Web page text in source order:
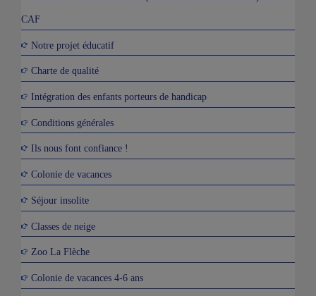
CAF
Notre projet éducatif
Charte de qualité
Intégration des enfants porteurs de handicap
Conditions générales
Ils nous font confiance !
Colonie de vacances
Séjour insolite
Classes de neige
Zoo La Flèche
Colonie de vacances 4-6 ans